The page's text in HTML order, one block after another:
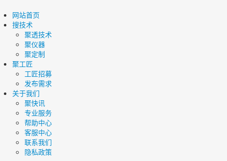
网站首页
搜技术
聚透技术
聚仪器
聚定制
聚工匠
工匠招募
发布需求
关于我们
聚快讯
专业服务
帮助中心
客服中心
联系我们
隐私政策